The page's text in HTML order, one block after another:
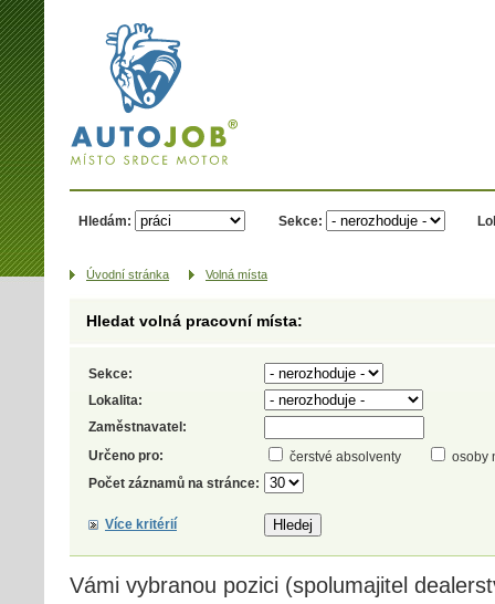
AUTOJOB.cz -
místo srdce
motor
Hledám: Sekce:
Úvodní­ stránka Volná místa
Hledat volná pracovní místa:
Sekce:
Lokalita:
Zaměstnavatel:
Určeno pro:
čerstvé absolventy
osoby
Počet záznamů na stránce:
Více kritérií
Vámi vybranou pozici (spolumajitel